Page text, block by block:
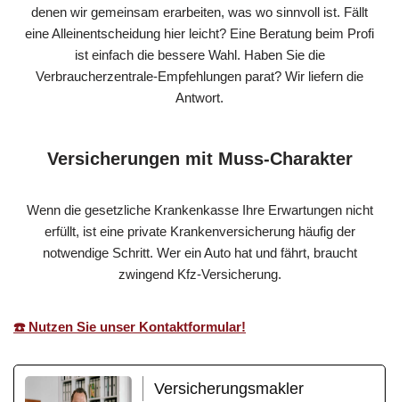
denen wir gemeinsam erarbeiten, was wo sinnvoll ist. Fällt
eine Alleinentscheidung hier leicht? Eine Beratung beim Profi
ist einfach die bessere Wahl. Haben Sie die
Verbraucherzentrale-Empfehlungen parat? Wir liefern die
Antwort.
Versicherungen mit Muss-Charakter
Wenn die gesetzliche Krankenkasse Ihre Erwartungen nicht
erfüllt, ist eine private Krankenversicherung häufig der
notwendige Schritt. Wer ein Auto hat und fährt, braucht
zwingend Kfz-Versicherung.
☎️ Nutzen Sie unser Kontaktformular!
Versicherungsmakler